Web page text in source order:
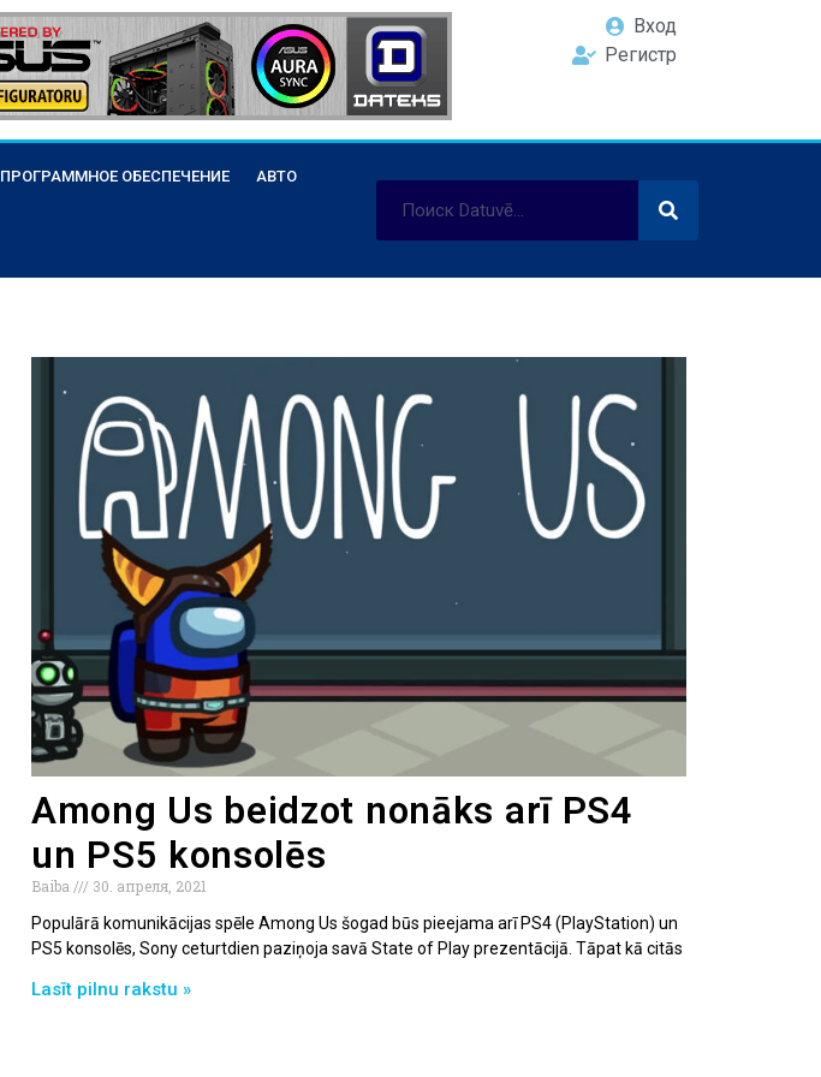
Вход
Регистр
ПРОГРАММНОЕ ОБЕСПЕЧЕНИЕ АВТО
Among Us beidzot nonāks arī PS4
un PS5 konsolēs
Baiba
30. апреля, 2021
Populārā komunikācijas spēle Among Us šogad būs pieejama arī PS4 (PlayStation) un
PS5 konsolēs, Sony ceturtdien paziņoja savā State of Play prezentācijā. Tāpat kā citās
Lasīt pilnu rakstu »